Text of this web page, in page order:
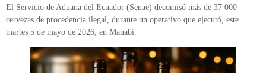
El Servicio de Aduana del Ecuador (Senae) decomisó más de 37 000
cervezas de procedencia ilegal, durante un operativo que ejecutó, este
martes 5 de mayo de 2026, en Manabí.